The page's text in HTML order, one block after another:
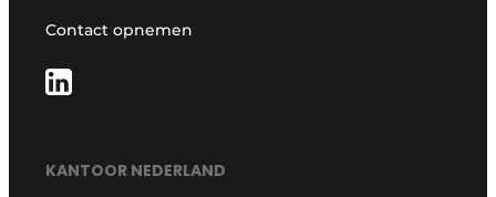
Contact opnemen
KANTOOR NEDERLAND